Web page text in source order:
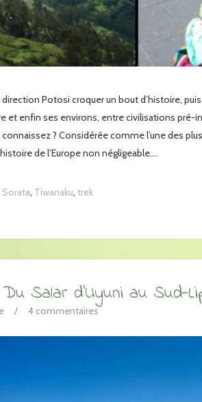
Potosi croquer un bout d’histoire,
et enfin ses environs, entre civilisations pré-
? Considérée comme l’une des
de l’Europe non négligeable....
Sorata, Tiwanaku, trek
Salar d’Uyuni au Sud-
/ 4 commentaires